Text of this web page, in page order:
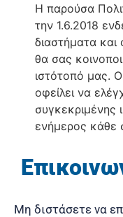
Η παρούσα
την 1.6.2018
διαστήματα
θα σας
ιστότοπό μας.
οφείλει να
συγκεκριμένης
ενήμερος κάθε
Μη διστάσετε να